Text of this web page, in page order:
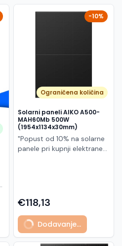
Crnogorski -10%
Ograničena količina
Solarni paneli AIKO A500-
MAH60Mb 500W
(1954x1134x30mm)
"Popust od 10% na solarne
panele pri kupnji elektrane
500 W iz Neostar 2S serije,
baziran na naprednoj N-
type ABC (All Back Contact)
tehnologiji. Ovaj panel je
namijenjen za moderne
€118,13
Dodavanje...